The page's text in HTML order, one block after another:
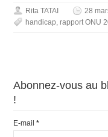
Rita TATAI 28
handicap,rapport ONU
Abonnez-vous au
!
E-mail*